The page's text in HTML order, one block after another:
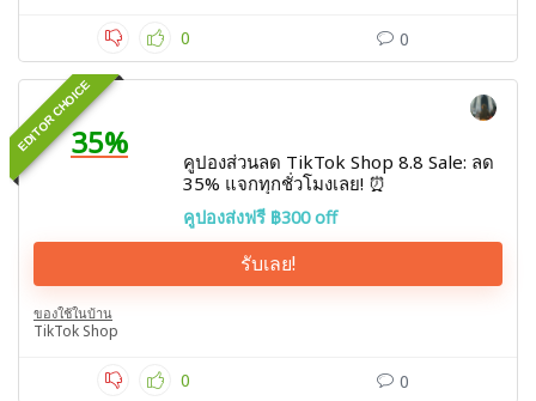
0 0
EDITOR CHOICE35%
คูปองส่วนลด TikTok Shop 8.8 Sale: ลด
35% แจกทุกชั่วโมงเลย! ⏰
คูปองส่งฟรี ฿300 off
รับเลย!
ของใช้ในบ้าน
TikTok Shop
0 0